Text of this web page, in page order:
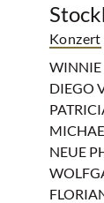
Konzert
WINNIE
DIEGO
NEUE